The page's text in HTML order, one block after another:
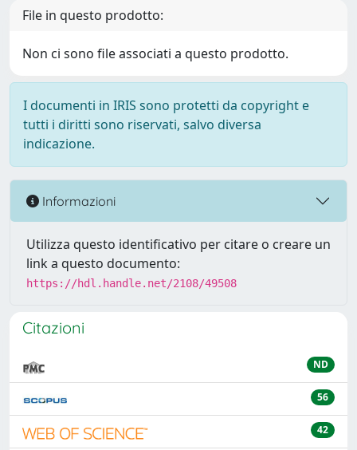
File in questo prodotto:
Non ci sono file associati a questo prodotto.
I documenti in IRIS sono protetti da copyright e
tutti i diritti sono riservati, salvo diversa
indicazione.
Informazioni
Utilizza questo identificativo per citare o creare un
link a questo documento:
https://hdl.handle.net/2108/49508
Citazioni
ND
56
42